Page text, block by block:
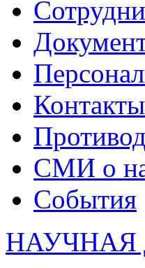
Контакты
СМИ о
События
НАУЧНАЯ